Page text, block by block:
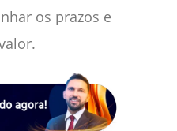
os prazos e